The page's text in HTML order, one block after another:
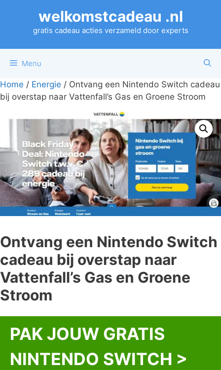
welkomstcadeau .nl
gratis cadeau acties verzameld door experts
Menu
Home / Energie / Ontvang een Nintendo Switch cadeau
bij overstap naar Vattenfall’s Gas en Groene Stroom
Ontvang een Nintendo Switch
cadeau bij overstap naar
Vattenfall’s Gas en Groene
Stroom
PAK JOUW GRATIS
NINTENDO SWITCH >